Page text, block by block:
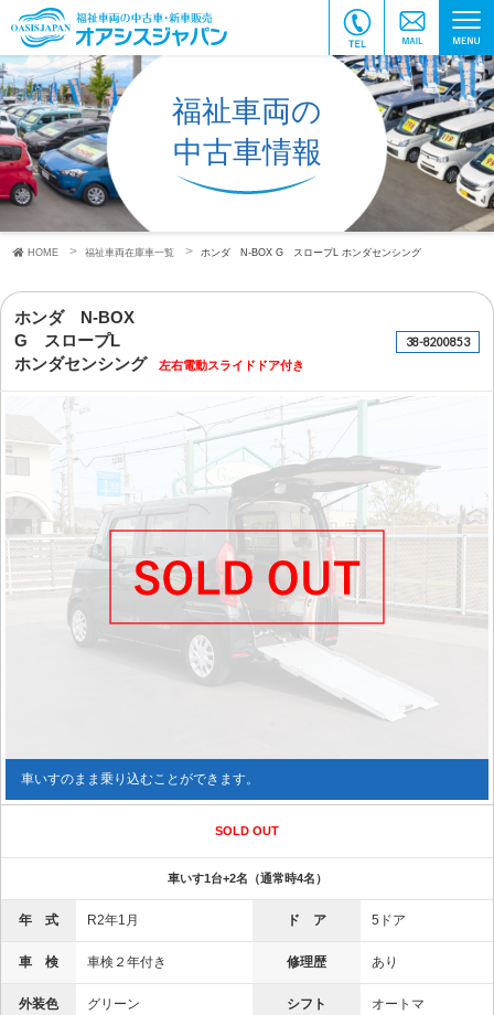
福祉車両の
中古車情報
HOME 福祉車両在庫車一覧 ホンダ N-BOX G スロープL ホンダセンシング
ホンダ N-BOX
G スロープL
ホンダセンシング
左右電動スライドドア付き
38-8200853
車いすのまま乗り込むことができます。
SOLD OUT
車いす1台+2名（通常時4名）
年 式 R2年1月 ド ア 5ドア
車 検 車検２年付き 修理歴 あり
外装色 グリーン シフト オートマ